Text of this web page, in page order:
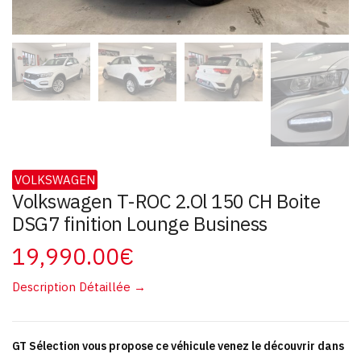
VOLKSWAGEN
Volkswagen T-ROC 2.Ol 150 CH Boite
DSG7 finition Lounge Business
19,990.00€
Description Détaillée →
GT Sélection vous propose ce véhicule venez le découvrir dans